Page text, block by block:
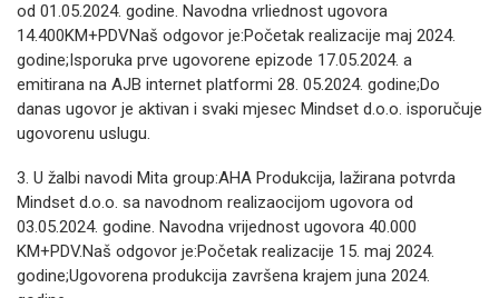
od 01.05.2024. godine. Navodna vrliednost ugovora
14.400KM+PDVNaš odgovor je:Početak realizacije maj 2024.
godine;Isporuka prve ugovorene epizode 17.05.2024. a
emitirana na AJB internet platformi 28. 05.2024. godine;Do
danas ugovor je aktivan i svaki mjesec Mindset d.o.o. isporučuje
ugovorenu uslugu.
3. U žalbi navodi Mita group:AHA Produkcija, lažirana potvrda
Mindset d.o.o. sa navodnom realizaocijom ugovora od
03.05.2024. godine. Navodna vrijednost ugovora 40.000
KM+PDV.Naš odgovor je:Početak realizacije 15. maj 2024.
godine;Ugovorena produkcija završena krajem juna 2024.